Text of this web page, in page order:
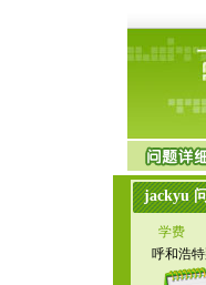
jackyu
学费
呼和浩